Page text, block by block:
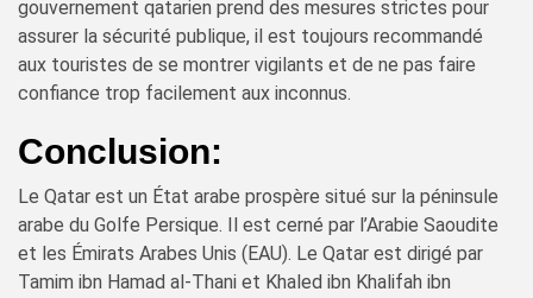
gouvernement qatarien prend des mesures strictes pour
assurer la sécurité publique, il est toujours recommandé
aux touristes de se montrer vigilants et de ne pas faire
confiance trop facilement aux inconnus.
Conclusion:
Le Qatar est un État arabe prospère situé sur la péninsule
arabe du Golfe Persique. Il est cerné par l’Arabie Saoudite
et les Émirats Arabes Unis (EAU). Le Qatar est dirigé par
Tamim ibn Hamad al-Thani et Khaled ibn Khalifah ibn